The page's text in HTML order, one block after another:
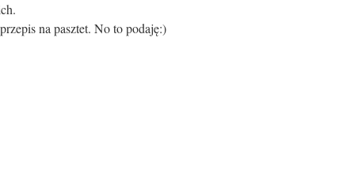
na pasztet. No to podaję:)